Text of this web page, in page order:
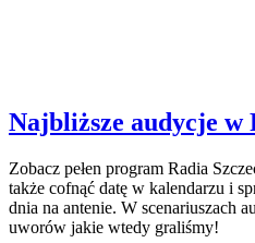
Najbliższe audycje w
Zobacz pełen program Radia
także cofnąć datę w kalendarzu i
dnia na antenie. W scenariuszach
uworów jakie wtedy graliśmy!